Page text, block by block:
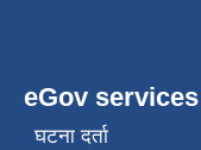
eGov services
घटना दर्ता